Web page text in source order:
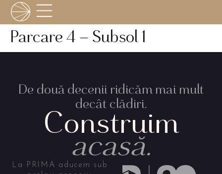
Parcare 4 – Subsol 1
De două decenii ridicăm mai mult
decât clădiri.
Construim
acasă.
La PRIMA aducem sub